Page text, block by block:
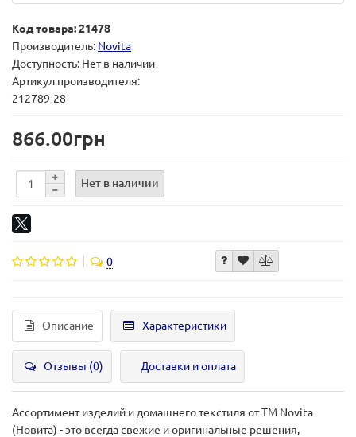
Код товара: 21478
Производитель: Novita
Доступность: Нет в наличии
Артикул производителя:
212789-28
866.00грн
Нет в наличии
0
Описание Характеристики
Отзывы (0) Доставки и оплата
Ассортимент изделий и домашнего текстиля от ТМ Novita
(Новита) - это всегда свежие и оригинальные решения,